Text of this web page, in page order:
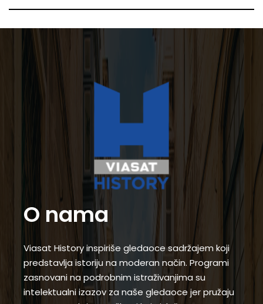
O nama
Viasat History inspiriše gledaoce sadržajem koji
predstavlja istoriju na moderan način. Programi
zasnovani na podrobnim istraživanjima su
intelektualni izazov za naše gledaoce jer pružaju